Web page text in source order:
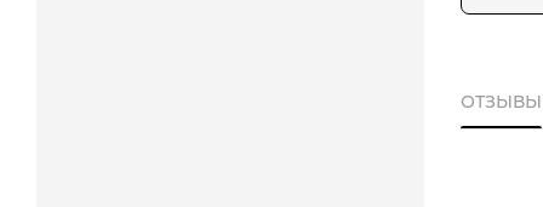
ОТЗЫВЫ